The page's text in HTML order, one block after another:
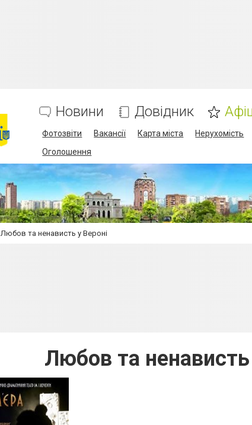
Новини Довідник
Фотозвіти Вакансії Карта міста Нерухомість
Оголошення
Любов та ненависть у Вероні
Любов та ненависть